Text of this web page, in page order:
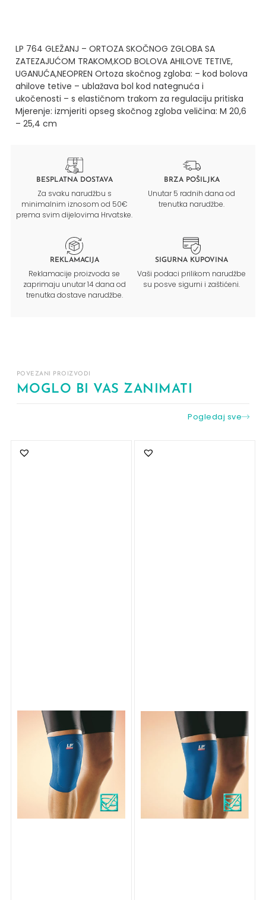
LP 764 GLEŽANJ – ORTOZA SKOČNOG ZGLOBA SA
ZATEZAJUĆOM TRAKOM,KOD BOLOVA AHILOVE TETIVE,
UGANUĆA,NEOPREN Ortoza skočnog zgloba: – kod bolova
ahilove tetive – ublažava bol kod nategnuća i
ukočenosti – s elastičnom trakom za regulaciju pritiska
Mjerenje: izmjeriti opseg skočnog zgloba veličina: M 20,6
– 25,4 cm
BESPLATNA DOSTAVA
Za svaku narudžbu s
minimalnim iznosom od 50€
prema svim dijelovima Hrvatske.
BRZA POŠILJKA
Unutar 5 radnih dana od
trenutka narudžbe.
REKLAMACIJA
Reklamacije proizvoda se
zaprimaju unutar 14 dana od
trenutka dostave narudžbe.
SIGURNA KUPOVINA
Vaši podaci prilikom narudžbe
su posve sigurni i zaštićeni.
POVEZANI PROIZVODI
MOGLO BI VAS ZANIMATI
Pogledaj sve